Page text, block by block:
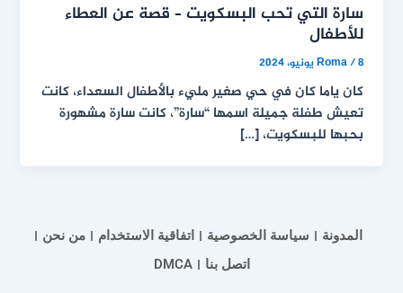
سارة التي تحب البسكويت – قصة عن العطاء
للأطفال
Roma/8 يونيو، 2024
كان ياما كان في حي صغير مليء بالأطفال السعداء، كانت
تعيش طفلة جميلة اسمها “سارة”، كانت سارة مشهورة
بحبها للبسكويت، […]
المدونة سياسة الخصوصية اتفاقية الاستخدام
من نحن
اتصل بنا
DMCA